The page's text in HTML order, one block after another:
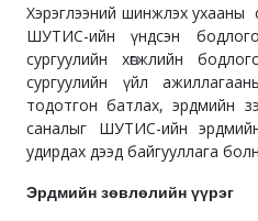
Хэрэглээний шинжлэх ухааны
ШУТИС-ийн үндсэн
сургуулийн хөгжлийн
сургуулийн үйл
тодотгон батлах, эрдмийн
саналыг ШУТИС-ийн эрдмийн
удирдах дээд байгууллага
Эрдмийн зөвлөлийн үүрэг